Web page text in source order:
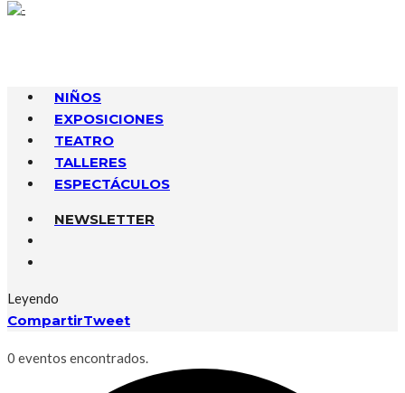
NIÑOS
EXPOSICIONES
TEATRO
TALLERES
ESPECTÁCULOS
NEWSLETTER
Leyendo
CompartirTweet
0 eventos encontrados.